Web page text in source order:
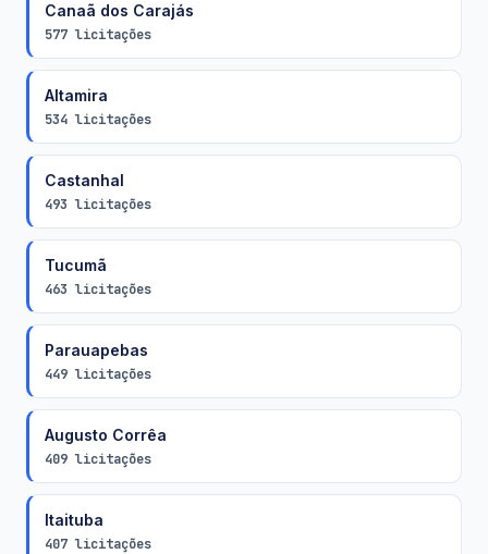
Canaã dos Carajás
577 licitações
Altamira
534 licitações
Castanhal
493 licitações
Tucumã
463 licitações
Parauapebas
449 licitações
Augusto Corrêa
409 licitações
Itaituba
407 licitações